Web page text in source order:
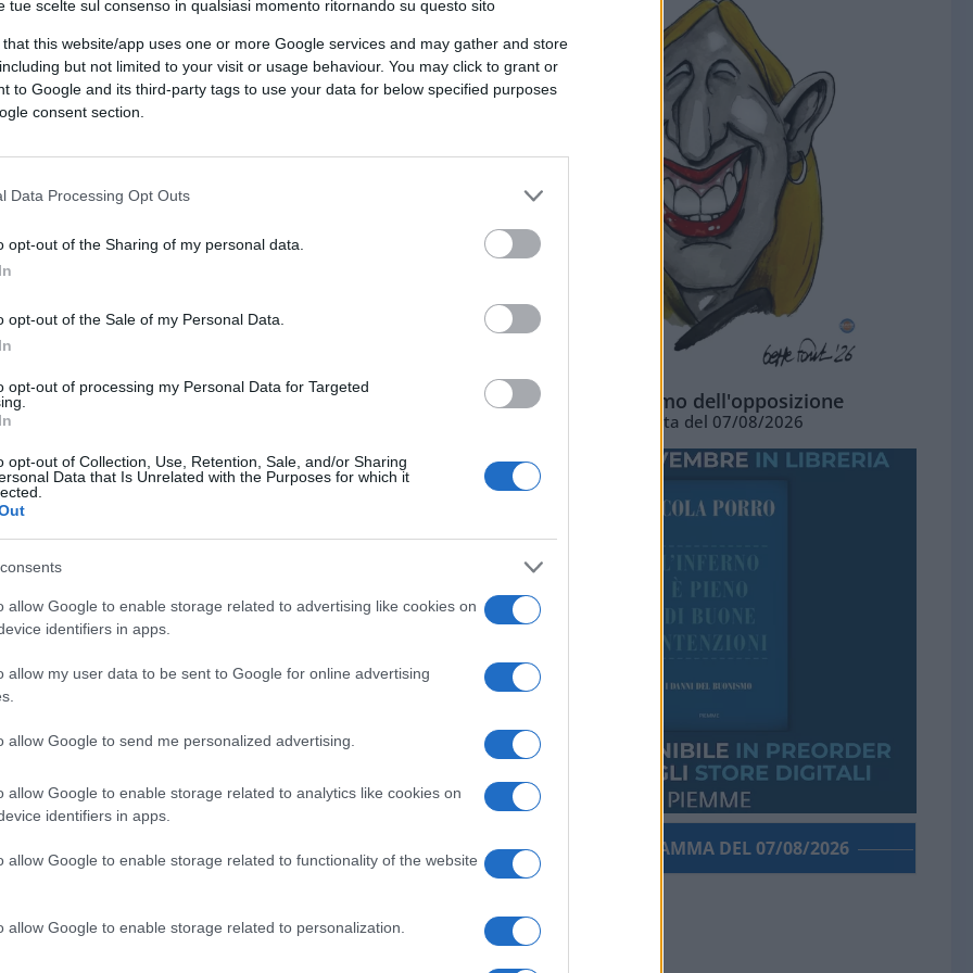
tue scelte sul consenso in qualsiasi momento ritornando su questo sito
that this website/app uses one or more Google services and may gather and store
but not limited to your visit or usage behaviour. You may click to grant or
to Google and its third-party tags to use your data for below specified purposes
consent section.
Data Processing Opt Outs
opt-out of the Sharing of my personal data.
opt-out of the Sale of my Personal Data.
opt-out of processing my Personal Data for Targeted
opt-out of Collection, Use, Retention, Sale, and/or Sharing
Data that Is Unrelated with the Purposes for which it
allow Google to enable storage related to advertising like cookies on
identifiers in apps.
allow my user data to be sent to Google for online advertising
allow Google to send me personalized advertising.
allow Google to enable storage related to analytics like cookies on
identifiers in apps.
allow Google to enable storage related to functionality of the website
allow Google to enable storage related to personalization.
sei agenti in divisa, sono sospettati
.
alla dirigenza della scuola elementare
anche una
troppe critiche.
non è possibile che il Paese della
Act, ma anche di John Locke e Herbert
psicopolizia orwelliana
solitari inseguiti in spiaggia tipo
fronteggiare mareggiate, blackout
infine, sentito dire che la Ue sarebbe la
ultimi cinquemila anni, non ci stupiamo
3 anni. Sei poliziotti sono entrati in casa
stata portata in caserma e trattenuta per
WhatsApp
L'ottimismo dell'opposizione
Vignetta del 07/08/2026
PORROGRAMMA DEL 07/08/2026